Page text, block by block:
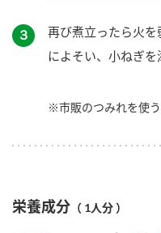
３
再び煮立ったら火
によそい、小ねぎを
※市販のつみれを使う
栄養成分 （ 1人分 ）